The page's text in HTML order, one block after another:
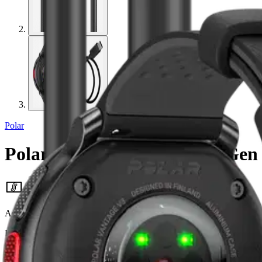
Polar
Polar latauskaapeli USB-C Gen
18,95 €
Asiakasomistajahinta
Hinta ilman S-Etukorttia:
19,95 €